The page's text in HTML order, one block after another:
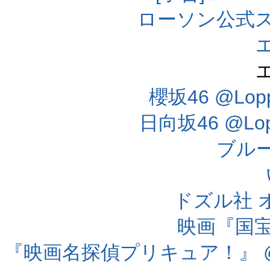
ローソン公式
櫻坂46
日向坂46
ブル
ドズル社
映画『国
『映画名探偵プリキュア！